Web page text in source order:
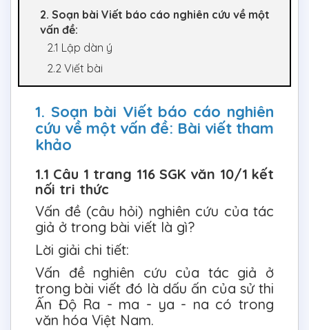
2. Soạn bài Viết báo cáo nghiên cứu về một
vấn đề:
2.1 Lập dàn ý
2.2 Viết bài
1. Soạn bài Viết báo cáo nghiên
cứu về một vấn đề: Bài viết tham
khảo
1.1 Câu 1 trang 116 SGK văn 10/1 kết
nối tri thức
Vấn đề (câu hỏi) nghiên cứu của tác
giả ở trong bài viết là gì?
Lời giải chi tiết:
Vấn đề nghiên cứu của tác giả ở
trong bài viết đó là dấu ấn của sử thi
Ấn Độ Ra - ma - ya - na có trong
văn hóa Việt Nam.